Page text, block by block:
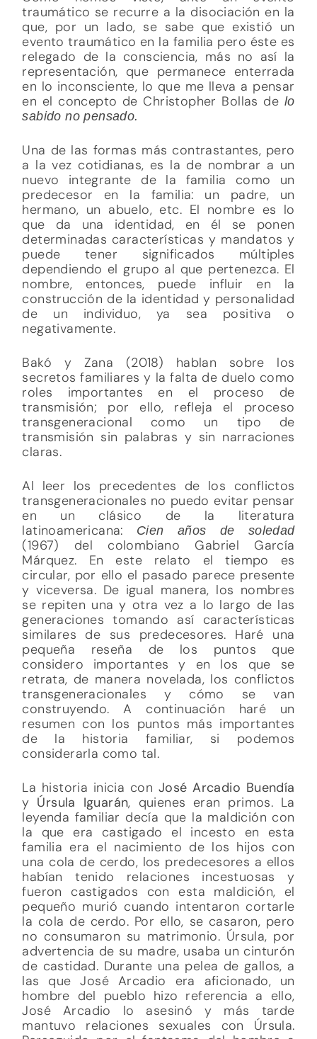
traumático se recurre a la disociación en la
que, por un lado, se sabe que existió un
evento traumático en la familia pero éste es
relegado de la consciencia, más no así la
representación, que permanece enterrada
en lo inconsciente, lo que me lleva a pensar
en el concepto de Christopher Bollas de lo
sabido no pensado.
Una de las formas más contrastantes, pero
a la vez cotidianas, es la de nombrar a un
nuevo integrante de la familia como un
predecesor en la familia: un padre, un
hermano, un abuelo, etc. El nombre es lo
que da una identidad, en él se ponen
determinadas características y mandatos y
puede tener significados múltiples
dependiendo el grupo al que pertenezca. El
nombre, entonces, puede influir en la
construcción de la identidad y personalidad
de un individuo, ya sea positiva o
negativamente.
Bakó y Zana (2018) hablan sobre los
secretos familiares y la falta de duelo como
roles importantes en el proceso de
transmisión; por ello, refleja el proceso
transgeneracional como un tipo de
transmisión sin palabras y sin narraciones
claras.
Al leer los precedentes de los conflictos
transgeneracionales no puedo evitar pensar
en un clásico de la literatura
latinoamericana:
Cien años de soledad
(1967) del colombiano Gabriel García
Márquez. En este relato el tiempo es
circular, por ello el pasado parece presente
y viceversa. De igual manera, los nombres
se repiten una y otra vez a lo largo de las
generaciones tomando así características
similares de sus predecesores. Haré una
pequeña reseña de los puntos que
considero importantes y en los que se
retrata, de manera novelada, los conflictos
transgeneracionales y cómo se van
construyendo. A continuación haré un
resumen con los puntos más importantes
de la historia familiar, si podemos
considerarla como tal.
La historia inicia con José Arcadio Buendía
y Úrsula Iguarán, quienes eran primos. La
leyenda familiar decía que la maldición con
la que era castigado el incesto en esta
familia era el nacimiento de los hijos con
una cola de cerdo, los predecesores a ellos
habían tenido relaciones incestuosas y
fueron castigados con esta maldición, el
pequeño murió cuando intentaron cortarle
la cola de cerdo. Por ello, se casaron, pero
no consumaron su matrimonio. Úrsula, por
advertencia de su madre, usaba un cinturón
de castidad. Durante una pelea de gallos, a
las que José Arcadio era aficionado, un
hombre del pueblo hizo referencia a ello,
José Arcadio lo asesinó y más tarde
mantuvo relaciones sexuales con Úrsula.